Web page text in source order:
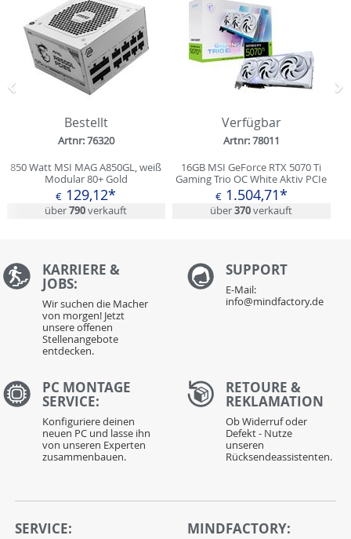
Bestellt
Artnr: 76320
850 Watt MSI MAG A850GL, weiß
Modular 80+ Gold
€ 129,12*
über790verkauft
Verfügbar
Artnr: 78011
16GB MSI GeForce RTX 5070 Ti
Gaming Trio OC White Aktiv PCIe
5.0 x16 (Retail)
€1.504,71*
über370verkauft
Zurück
KARRIERE &
JOBS:
Wir suchen die Macher
von morgen! Jetzt
unsere offenen
Stellenangebote
entdecken.
SUPPORT
E-Mail:
info@mindfactory.de
PC MONTAGE
SERVICE:
Konfiguriere deinen
neuen PC und lasse ihn
von unseren Experten
zusammenbauen.
RETOURE &
REKLAMATION
Ob Widerruf oder
Defekt - Nutze
unseren
Rücksendeassistenten.
SERVICE: MINDFACTORY: